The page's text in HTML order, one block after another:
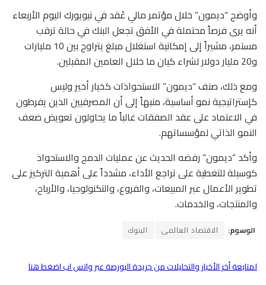
وأوضح “ديمون” خلال مؤتمر مالي عُقد في نيويورك اليوم الأربعاء
أنه يرى فرصاً محتملة في الأفق تجعل البنك في حالة ترقب
مستمر، مشيراً إلى إمكانية استغلال مبلغ يتراوح بين 10 مليارات
و20 مليار دولار لشراء كيان ما خلال العامين المقبلين.
ومع ذلك، صنف “ديمون” الاستحواذات كخيار أخير وليس
كإستراتيجية نمو أساسية، منبهاً إلى أن المصرفيين الذين يفرطون
في الاعتماد على عقد الصفقات غالباً ما يحاولون تعويض ضعف
النمو الذاتي لمؤسساتهم.
وأكد “ديمون” رفضه الحديث عن عمليات الدمج والاستحواذ
كوسيلة للتغطية على تراجع الأداء، مشدداً على أهمية التركيز على
تطوير الأعمال عبر المبيعات، والفروع، والتكنولوجيا، والأرباح،
والمنتجات، والخدمات.
الوسوم: الاقتصاد العالمى البنوك
لمتابعة أخر الأخبار والتحليلات من جريدة البورصة عبر واتس اب اضغط هنا